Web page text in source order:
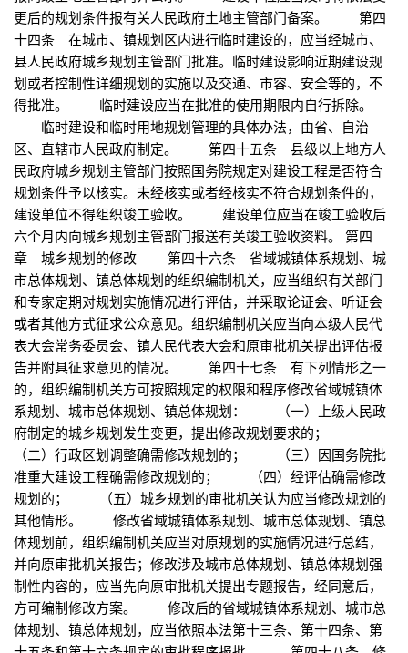
更后的规划条件报有关人民政府土地主管部门备案。 第四
十四条 在城市、镇规划区内进行临时建设的，应当经城市、
县人民政府城乡规划主管部门批准。临时建设影响近期建设规
划或者控制性详细规划的实施以及交通、市容、安全等的，不
得批准。 临时建设应当在批准的使用期限内自行拆除。
临时建设和临时用地规划管理的具体办法，由省、自治
区、直辖市人民政府制定。 第四十五条 县级以上地方人
民政府城乡规划主管部门按照国务院规定对建设工程是否符合
规划条件予以核实。未经核实或者经核实不符合规划条件的，
建设单位不得组织竣工验收。 建设单位应当在竣工验收后
六个月内向城乡规划主管部门报送有关竣工验收资料。 第四
章 城乡规划的修改 第四十六条 省域城镇体系规划、城
市总体规划、镇总体规划的组织编制机关，应当组织有关部门
和专家定期对规划实施情况进行评估，并采取论证会、听证会
或者其他方式征求公众意见。组织编制机关应当向本级人民代
表大会常务委员会、镇人民代表大会和原审批机关提出评估报
告并附具征求意见的情况。 第四十七条 有下列情形之一
的，组织编制机关方可按照规定的权限和程序修改省域城镇体
系规划、城市总体规划、镇总体规划： （一）上级人民政
府制定的城乡规划发生变更，提出修改规划要求的；
（二）行政区划调整确需修改规划的； （三）因国务院批
准重大建设工程确需修改规划的； （四）经评估确需修改
规划的； （五）城乡规划的审批机关认为应当修改规划的
其他情形。 修改省域城镇体系规划、城市总体规划、镇总
体规划前，组织编制机关应当对原规划的实施情况进行总结，
并向原审批机关报告；修改涉及城市总体规划、镇总体规划强
制性内容的，应当先向原审批机关提出专题报告，经同意后，
方可编制修改方案。 修改后的省域城镇体系规划、城市总
体规划、镇总体规划，应当依照本法第十三条、第十四条、第